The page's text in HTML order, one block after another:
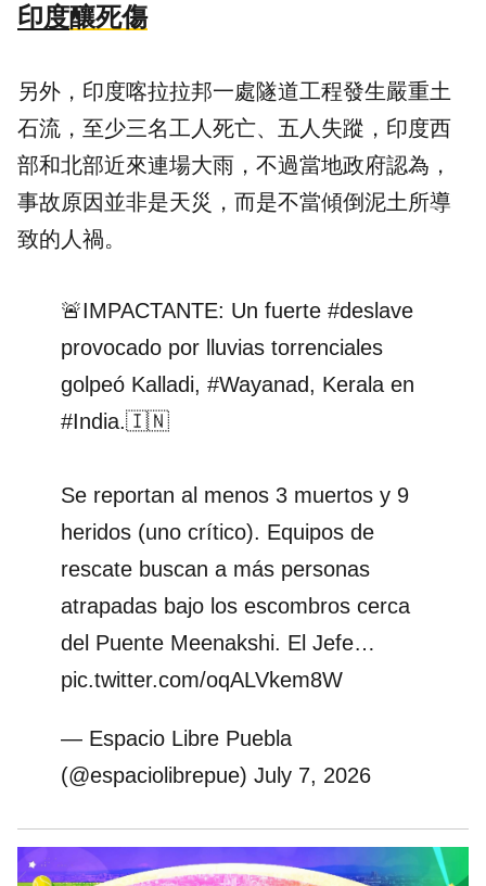
印度釀死傷
另外，印度喀拉拉邦一處隧道工程發生嚴重土
石流，至少三名工人死亡、五人失蹤，印度西
部和北部近來連場大雨，不過當地政府認為，
事故原因並非是天災，而是不當傾倒泥土所導
致的人禍。
🚨IMPACTANTE: Un fuerte #deslave
provocado por lluvias torrenciales
golpeó Kalladi, #Wayanad, Kerala en
#India.🇮🇳
Se reportan al menos 3 muertos y 9
heridos (uno crítico). Equipos de
rescate buscan a más personas
atrapadas bajo los escombros cerca
del Puente Meenakshi. El Jefe…
pic.twitter.com/oqALVkem8W
— Espacio Libre Puebla
(@espaciolibrepue) July 7, 2026